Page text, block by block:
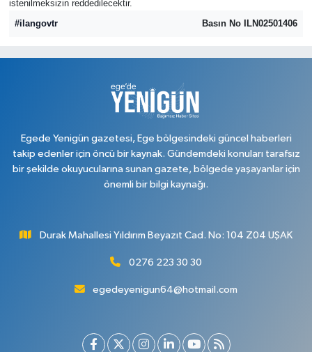
istenilmeksizin reddedilecektir.
#ilangovtr
Basın No ILN02501406
Egede Yenigün gazetesi, Ege bölgesindeki güncel haberleri
takip edenler için öncü bir kaynak. Gündemdeki konuları tarafsız
bir şekilde okuyucularına sunan gazete, bölgede yaşayanlar için
önemli bir bilgi kaynağı.
Durak Mahallesi Yıldırım Beyazıt Cad. No: 104 Z04 UŞAK
0276 223 30 30
egedeyenigun64@hotmail.com